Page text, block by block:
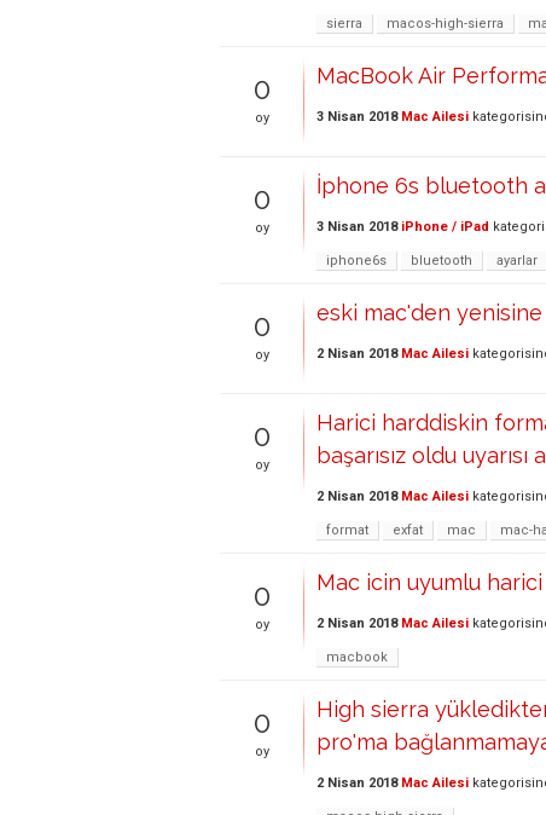
sierra macos-high-sierra
0
oy
MacBook Air
3 Nisan 2018 Mac Ailesi
0
oy
İphone 6s bluetooth
3 Nisan 2018 iPhone / iPad
iphone6s bluetooth ayarlar
0
oy
eski mac'den
2 Nisan 2018 Mac Ailesi
0
oy
Harici harddiskin
başarısız oldu uyarısı
2 Nisan 2018 Mac Ailesi
format exfat mac mac-
0
oy
Mac icin uyumlu
2 Nisan 2018 Mac Ailesi
macbook
0
oy
High sierra
pro'ma
2 Nisan 2018 Mac Ailesi